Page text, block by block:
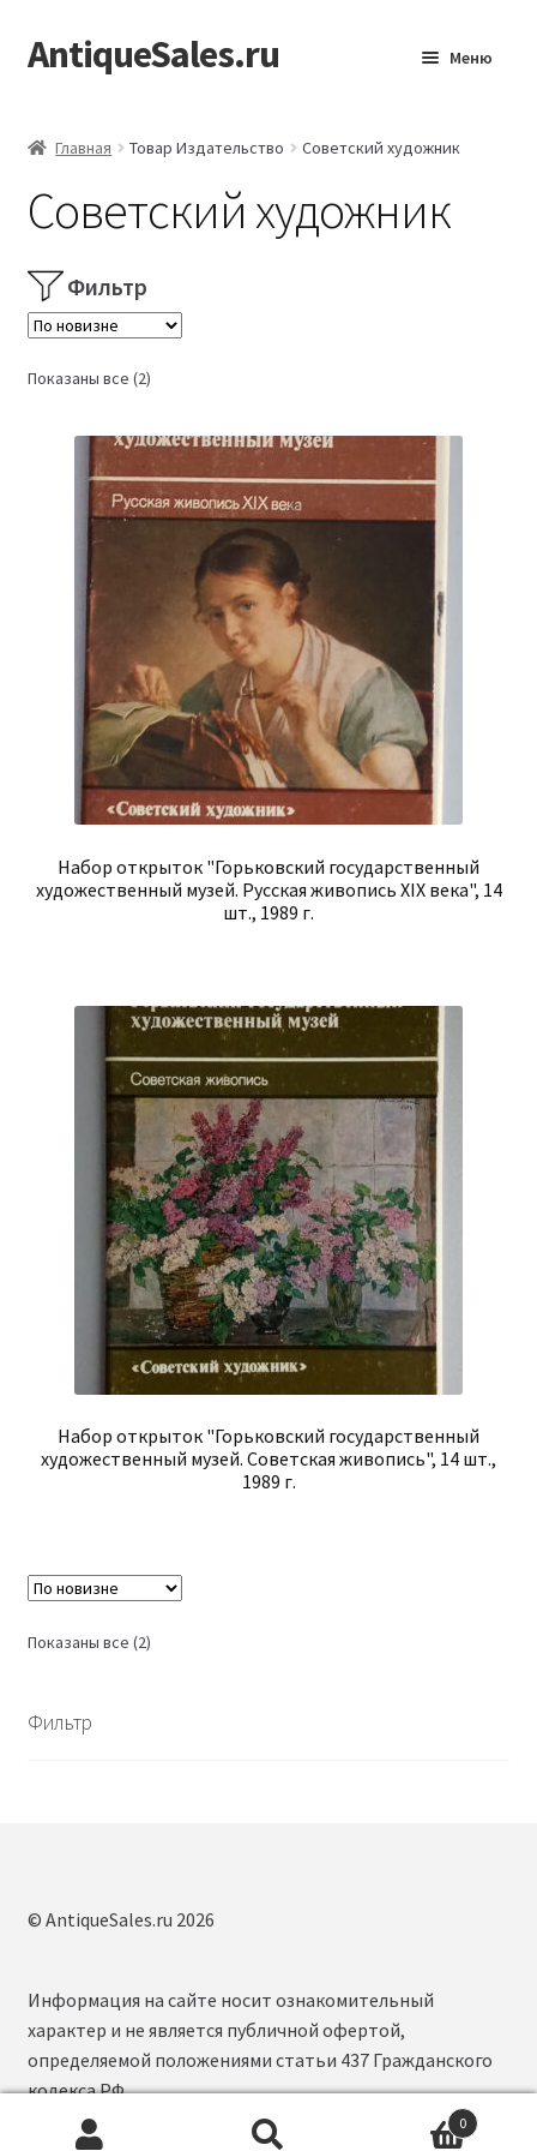
Перейти
к
Перейти
к
AntiqueSales.ru Меню
Главная Товар Издательство Советский художник
Советский художник
Фильтр
Показаны все (2)Сортировка:
Набор открыток "Горьковский государственный
художественный музей. Русская живопись XIX века", 14
шт., 1989 г.
Набор открыток "Горьковский государственный
художественный музей. Советская живопись", 14 шт.,
1989 г.
Показаны все (2)Сортировка:
Фильтр
© AntiqueSales.ru 2026
0
Информация на сайте носит ознакомительный
характер и не является публичной офертой,
определяемой положениями статьи 437 Гражданского
кодекса РФ.